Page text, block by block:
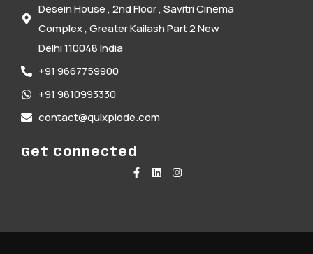
Desein House , 2nd Floor , Savitri Cinema
Complex , Greater Kailash Part 2 New
Delhi 110048 India
+91 9667759900
+91 9810993330
contact@quixplode.com
Get Connected